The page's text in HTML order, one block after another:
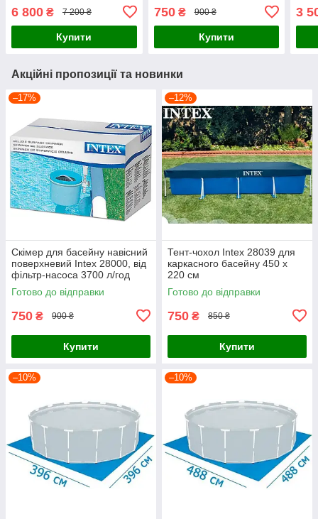
6 800 ₴ 7 200 ₴
Купити
750₴ 900 ₴
Купити
3
Акційні пропозиції та новинки
–17%
Скімер для басейну навісний
поверхневий Intex 28000, від
фільтр-насоса 3700 л/год
Готово до відправки
750 ₴ 900 ₴
Купити
–12%
Тент-чохол Intex 28039 для
каркасного басейну 450 х
220 см
Готово до відправки
750 ₴ 850 ₴
Купити
–10% –10%